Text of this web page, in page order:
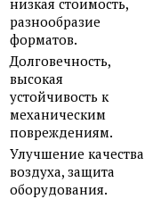
разнообразие
форматов.
Долговечность,
высокая
устойчивость к
механическим
повреждениям.
Улучшение качества
воздуха, защита
оборудования.